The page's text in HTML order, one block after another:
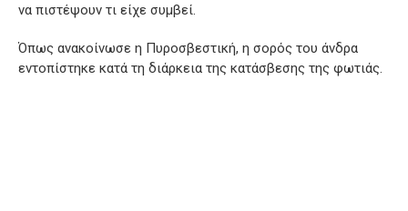
να πιστέψουν τι είχε συμβεί.
Όπως ανακοίνωσε η Πυροσβεστική, η σορός του άνδρα
εντοπίστηκε κατά τη διάρκεια της κατάσβεσης της φωτιάς.